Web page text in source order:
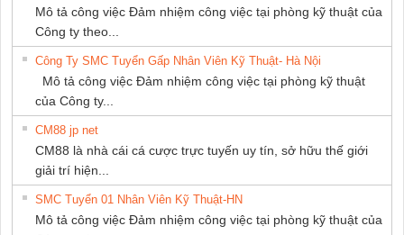
Mô tả công việc Đảm nhiệm công việc tại phòng kỹ thuật của
Công ty theo...
Công Ty SMC Tuyển Gấp Nhân Viên Kỹ Thuật- Hà Nội
Mô tả công việc Đảm nhiệm công việc tại phòng kỹ thuật
của Công ty...
CM88 jp net
CM88 là nhà cái cá cược trực tuyến uy tín, sở hữu thế giới
giải trí hiện...
SMC Tuyển 01 Nhân Viên Kỹ Thuật-HN
Mô tả công việc Đảm nhiệm công việc tại phòng kỹ thuật của